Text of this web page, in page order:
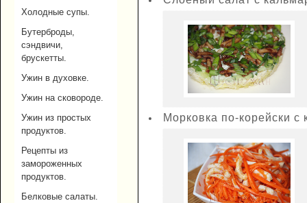
Холодные супы.
Бутерброды,
сэндвичи,
брускетты.
Ужин в духовке.
Ужин на сковороде.
Ужин из простых
продуктов.
Рецепты из
замороженных
продуктов.
Белковые салаты.
Морковка по-корейски с